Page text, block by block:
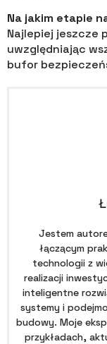
Na jakim etapie
Najlepiej jeszcze
uwzględniając
bufor
Jestem
łączącym
technologii z
realizacji
inteligentne
systemy i
budowy. Moje
przykładach,